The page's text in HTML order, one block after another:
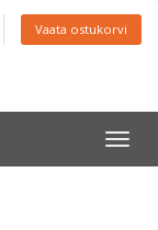
Vaata ostukorvi